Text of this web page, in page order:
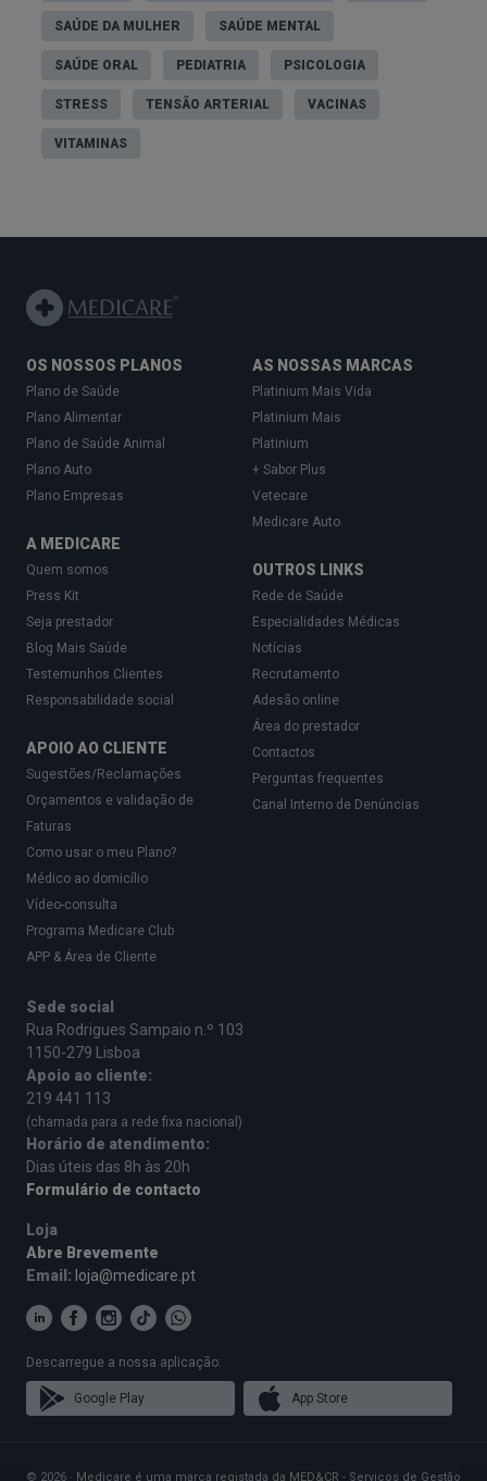
SAÚDE DA MULHER SAÚDE MENTAL
SAÚDE ORAL PEDIATRIA PSICOLOGIA
STRESS TENSÃO ARTERIAL VACINAS
VITAMINAS
OS NOSSOS PLANOS
Plano de Saúde
Plano Alimentar
Plano de Saúde Animal
Plano Auto
Plano Empresas
A MEDICARE
Quem somos
Press Kit
Seja prestador
Blog Mais Saúde
Testemunhos Clientes
Responsabilidade social
APOIO AO CLIENTE
Sugestões/Reclamações
Orçamentos e validação de
Faturas
Como usar o meu Plano?
Médico ao domicílio
Vídeo-consulta
Programa Medicare Club
APP & Área de Cliente
AS NOSSAS MARCAS
Platinium Mais Vida
Platinium Mais
Platinium
+ Sabor Plus
Vetecare
Medicare Auto
OUTROS LINKS
Rede de Saúde
Especialidades Médicas
Notícias
Recrutamento
Adesão online
Área do prestador
Contactos
Perguntas frequentes
Canal Interno de Denúncias
Sede social
Rua Rodrigues Sampaio n.º 103
1150-279 Lisboa
Apoio ao cliente:
219 441 113
(chamada para a rede fixa nacional)
Horário de atendimento:
Dias úteis das 8h às 20h
Formulário de contacto
Loja
Abre Brevemente
Email: loja@medicare.pt
Descarregue a nossa aplicação:
Google Play App Store
© 2026 · Medicare é uma marca registada da MED&CR - Serviços de Gestão